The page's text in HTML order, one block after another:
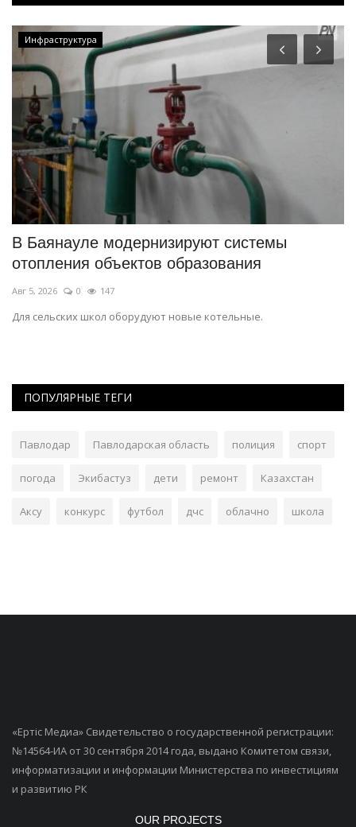
Инфраструктура
В Баянауле модернизируют системы
отопления объектов образования
Авг 5, 2026 0 147
Для сельских школ оборудуют новые котельные.
ПОПУЛЯРНЫЕ ТЕГИ
Павлодар Павлодарская область полиция спорт
погода Экибастуз дети ремонт Казахстан
Аксу конкурс футбол дчс облачно школа
«Ертiс Медиа» Свидетельство о государственной регистрации:
№14564-ИА от 30 сентября 2014 года, выдано Комитетом связи,
информатизации и информации Министерства по инвестициям
и развитию РК
OUR PROJECTS